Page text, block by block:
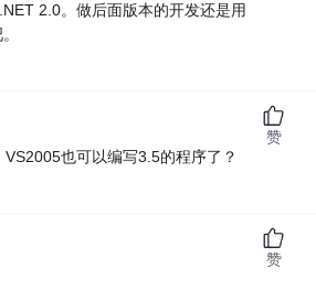
2.0。做后面版本的开发还是用
也可以编写3.5的程序了？
赞
赞